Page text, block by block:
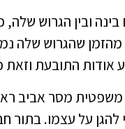
ובין הגרוש
מהזמן שהגרוש שלה
התובעת וזאת
מסר אביב
להגן על עצמו. בתור